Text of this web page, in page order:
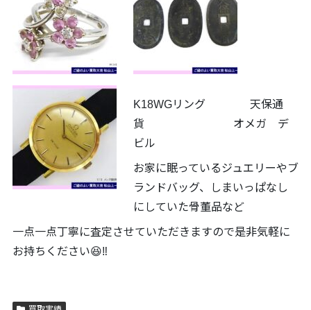
K18WGリング 天保通
貨 オメガ デ
ビル
お家に眠っているジュエリーやブ
ランドバッグ、しまいっぱなし
にしていた骨董品など
一点一点丁寧に査定させていただきますので是非気軽に
お持ちください😆‼️